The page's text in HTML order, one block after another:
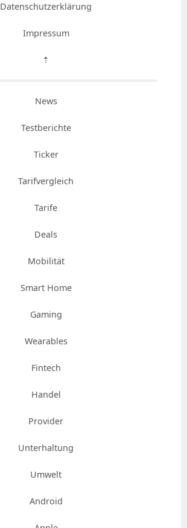
Datenschutzerklärung
Impressum
⇡
News
Testberichte
Ticker
Tarifvergleich
Tarife
Deals
Mobilität
Smart Home
Gaming
Wearables
Fintech
Handel
Provider
Unterhaltung
Umwelt
Android